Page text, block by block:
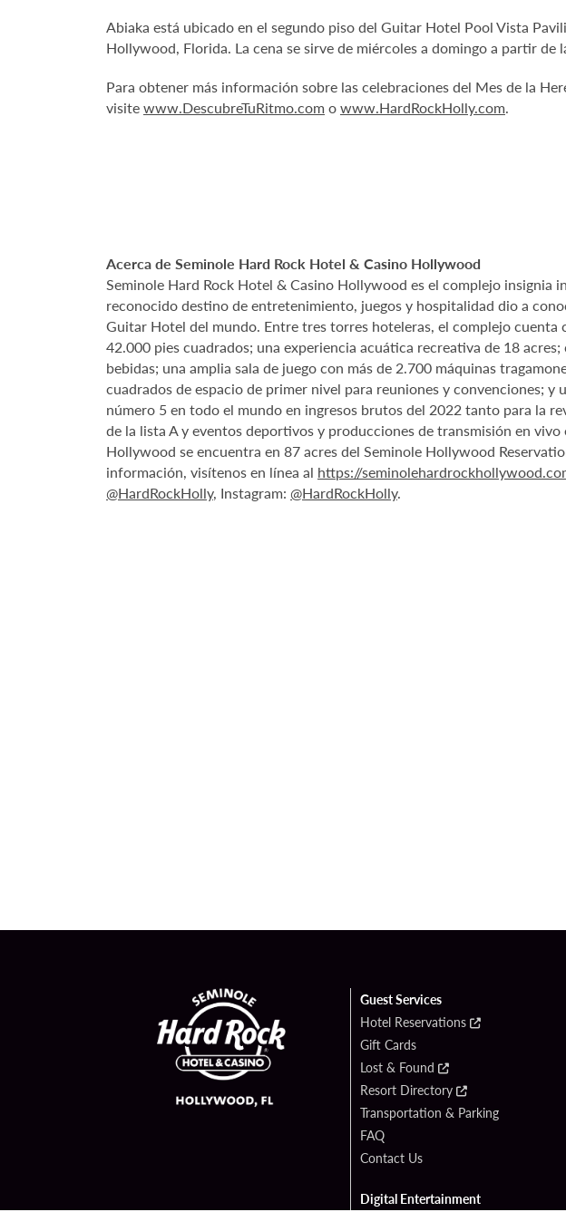
Abiaka está ubicado en el segundo piso del Guitar Hotel Pool Vista
Hollywood, Florida. La cena se sirve de miércoles a domingo a partir de
Para obtener más información sobre las celebraciones del Mes de la
visitewww.DescubreTuRitmo.com owww.HardRockHolly.com.
Acerca de Seminole Hard Rock Hotel & Casino Hollywood
Seminole Hard Rock Hotel & Casino Hollywood es el complejo insignia
reconocido destino de entretenimiento, juegos y hospitalidad dio a
Guitar Hotel del mundo. Entre tres torres hoteleras, el complejo
42.000 pies cuadrados; una experiencia acuática recreativa de 18
bebidas; una amplia sala de juego con más de 2.700 máquinas
cuadrados de espacio de primer nivel para reuniones y convenciones;
número 5 en todo el mundo en ingresos brutos del 2022 tanto para la
de la lista A y eventos deportivos y producciones de transmisión en
Hollywood se encuentra en 87 acres del Seminole Hollywood
información, visítenos en línea al https://
@HardRockHolly, Instagram: @HardRockHolly.
Guest Services
Hotel Reservations
Gift Cards
Lost & Found
Resort Directory
Transportation & Parking
FAQ
Contact Us
Digital Entertainment